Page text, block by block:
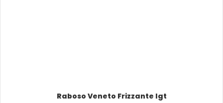
Raboso Veneto Frizzante Igt